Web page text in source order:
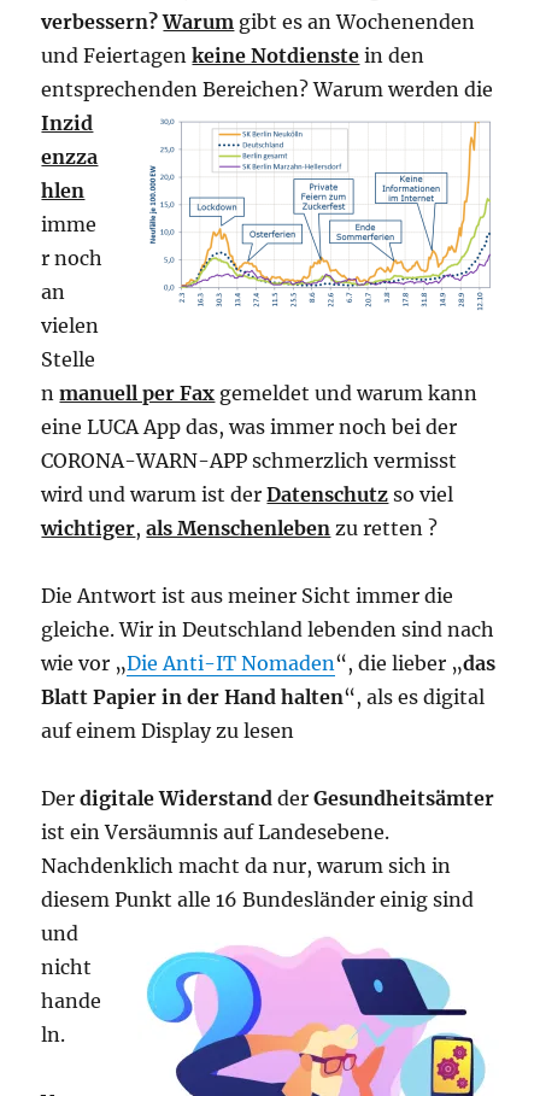
verbessern? Warum gibt es an Wochenenden
und Feiertagenkeine Notdienste in den
entsprechenden Bereichen? Warum werden die
Inzid
enzza
hlen
imme
r noch
an
vielen
Stelle
nmanuell per Fax gemeldet und warum kann
eine LUCA App das, was immer noch bei der
CORONA-WARN-APP schmerzlich vermisst
wird und warum ist derDatenschutz so viel
wichtiger,als Menschenleben zu retten ?
Die Antwort ist aus meiner Sicht immer die
gleiche. Wir in Deutschland lebenden sind nach
wie vor „Die Anti-IT Nomaden“, die lieber „das
Blatt Papier in der Hand halten“, als es digital
auf einem Display zu lesen
Derdigitale Widerstand derGesundheitsämter
ist ein Versäumnis auf Landesebene.
Nachdenklich macht da nur, warum sich in
diesem Punkt alle16 Bundesländer einig sind
und
nicht
hande
ln.